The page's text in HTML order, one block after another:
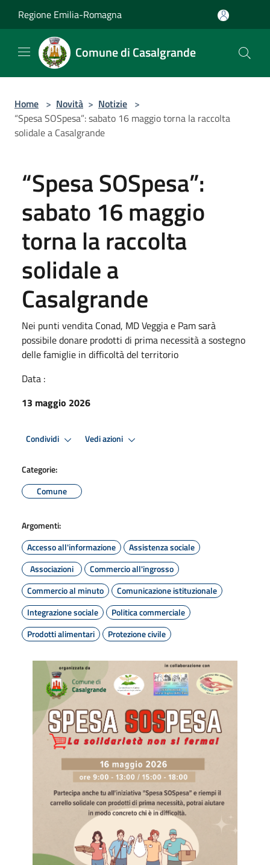
Regione Emilia-Romagna
Comune di Casalgrande
Home > Novità > Notizie >
“Spesa SOSpesa”: sabato 16 maggio torna la raccolta
solidale a Casalgrande
“Spesa SOSpesa”:
sabato 16 maggio
torna la raccolta
solidale a
Casalgrande
Nei punti vendita Conad, MD Veggia e Pam sarà
possibile donare prodotti di prima necessità a sostegno
delle famiglie in difficoltà del territorio
Data :
13 maggio 2026
Condividi Vedi azioni
Categorie:
Comune
Argomenti:
Accesso all'informazione
Assistenza sociale
Associazioni
Commercio all'ingrosso
Commercio al minuto
Comunicazione istituzionale
Integrazione sociale
Politica commerciale
Prodotti alimentari
Protezione civile